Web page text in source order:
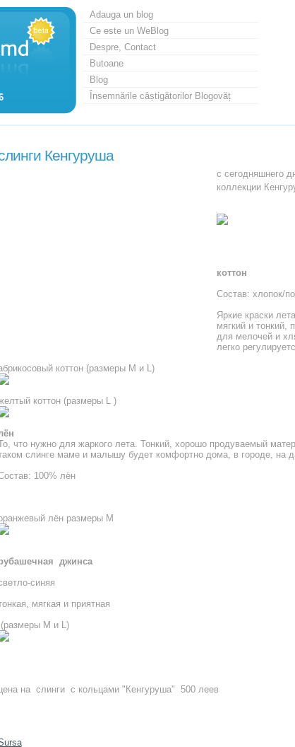
Adauga un blog
Ce este un WeBlog
Despre, Contact
Butoane
Blog
Însemnările câștigătorilor Blogovăț
Кенгуруша
с сегодняшнего
коллекции
коттон
Состав: хлопок/
Яркие краски
мягкий и тонкий,
для мелочей и
легко
коттон (размеры M и L)
коттон (размеры L )
что нужно для жаркого лета. Тонкий, хорошо продуваемый
слинге маме и малышу будет комфортно дома, в городе, на
100% лён
лён размеры M
джинса
синяя
мягкая и приятная
(размеры M и L)
на слинги с кольцами "Кенгуруша" 500 леев